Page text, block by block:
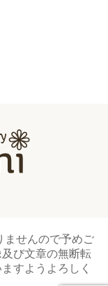
せんので予めご
び文章の無断転
すようよろしく